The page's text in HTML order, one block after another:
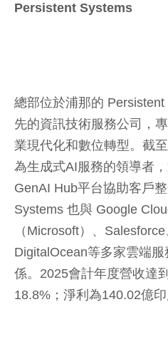
Persistent Systems
總部位於浦那的
先的資訊技術服務公司，
業現代化和數位轉型。截
為生成式AI服務的領導者
GenAI Hub平台協助客戶
Systems 也與 Google
（Microsoft）、
DigitalOcean等多家雲端
係。2025會計年度營收達
18.8%；淨利為140.02億